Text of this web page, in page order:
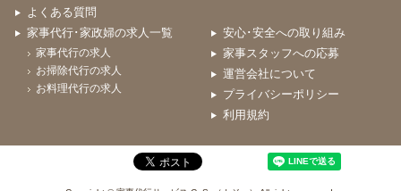
よくある質問
家事代行･家政婦の求人一覧
家事代行の求人
お掃除代行の求人
お料理代行の求人
安心･安全への取り組み
家事スタッフへの応募
運営会社について
プライバシーポリシー
利用規約